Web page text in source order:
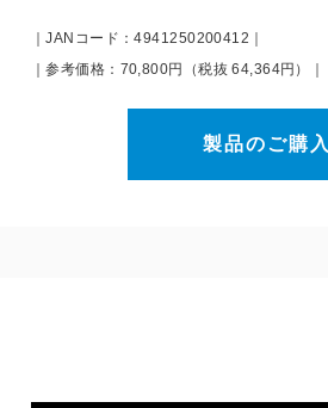
｜JANコード：4941250200412｜
｜参考価格：70,800円（税抜 64,364円）｜
製品のご購入